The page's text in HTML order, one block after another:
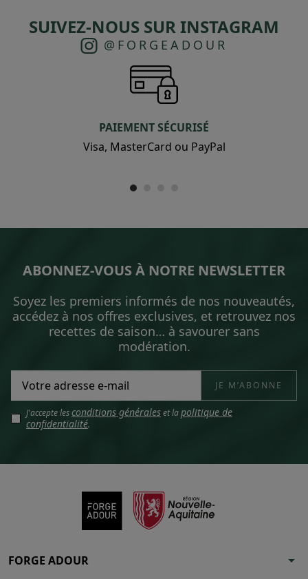
SUIVEZ-NOUS SUR INSTAGRAM
@FORGEADOUR
PAIEMENT SÉCURISÉ
Visa, MasterCard ou PayPal
ABONNEZ-VOUS À NOTRE NEWSLETTER
Soyez les premiers informés de nos nouveautés,
accédez à nos offres exclusives, et retrouvez nos
recettes de saison… à savourer sans
modération.
J'accepte lesconditions généraleset lapolitique de
confidentialité.
FORGE ADOUR arrow_drop_down